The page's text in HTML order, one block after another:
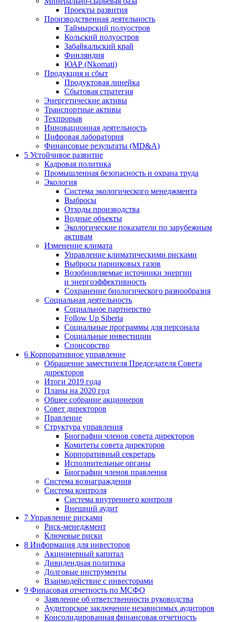
Проекты развития
Производственная деятельность
Таймырский полуостров
Кольский полуостров
Забайкальский край
Финляндия
ЮАР (Nkomati)
Продукция и сбыт
Продуктовая линейка
Сбытовая стратегия
Энергетические активы
Транспортные активы
Техпрорыв
Инновационная деятельность
Цифровая лаборатория
Финансовые результаты (MD&A)
5 Устойчивое развитие
Кадровая политика
Промышленная безопасность и охрана труда
Экология
Система экологического менеджмента
Выбросы
Отходы производства
Водные объекты
Экологические показатели по зарубежным
активам
Изменение климата
Управление климатическими рисками
Выбросы парниковых газов
Возобновляемые источники энергии
и энергоэффективность
Сохранение биологического разнообразия
Социальная деятельность
Социальное партнерство
Follow Up Siberia
Социальные программы для персонала
Социальные инвестиции
Спонсорство
6 Корпоративное управление
Обращение заместителя Председателя Совета
директоров
Итоги 2019 года
Планы на 2020 год
Общее собрание акционеров
Совет директоров
Правление
Структура управления
Биографии членов совета директоров
Комитеты совета директоров
Корпоративный секретарь
Исполнительные органы
Биографии членов правления
Система вознаграждения
Система контроля
Система внутреннего контроля
Внешний аудит
7 Управление рисками
Риск-менеджмент
Ключевые риски
8 Информация для инвесторов
Акционерный капитал
Дивидендная политика
Долговые инструменты
Взаимодействие с инвеcторами
9 Финасовая отчетность по МСФО
Заявление об ответственности руководства
Аудиторское заключение независимых аудиторов
Консолидированная финансовая отчетность